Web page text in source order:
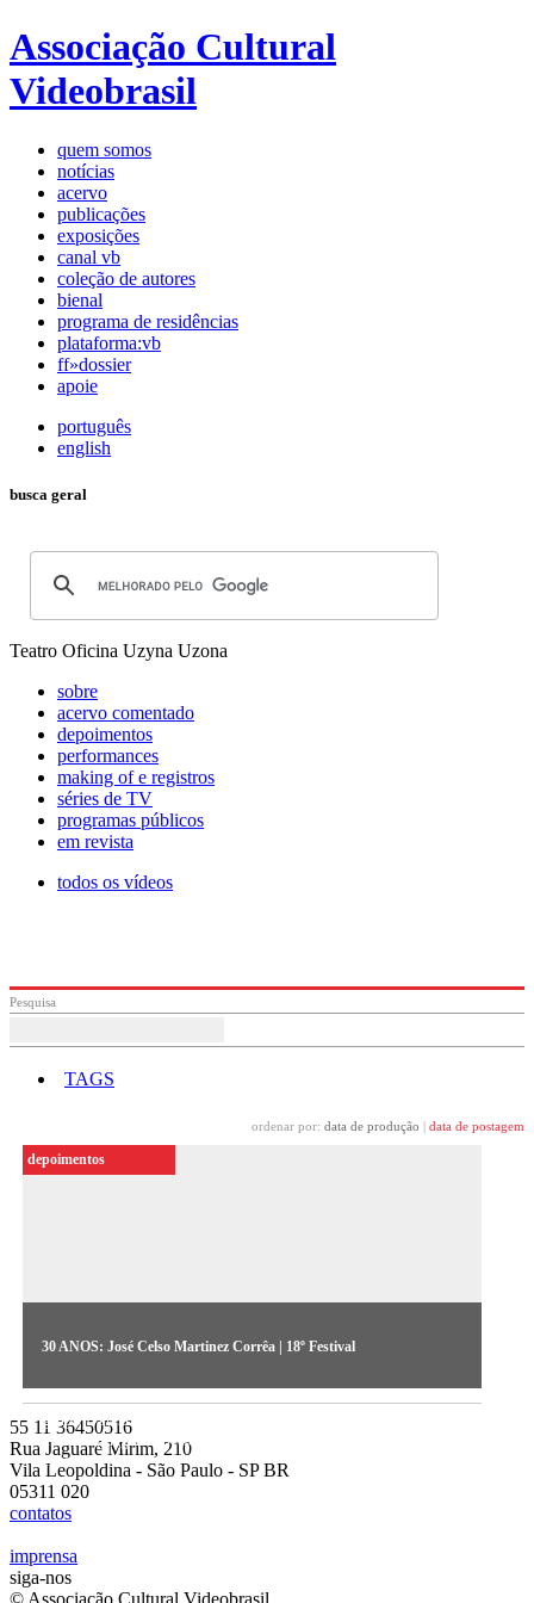
Associação Cultural
Videobrasil
quem somos
notícias
acervo
publicações
exposições
canal vb
coleção de autores
bienal
programa de residências
plataforma:vb
ff»dossier
apoie
português
english
busca geral
Teatro Oficina Uzyna Uzona
sobre
acervo comentado
depoimentos
performances
making of e registros
séries de TV
programas públicos
em revista
todos os vídeos
Pesquisa
TAGS
ordenar por: data de produção data de postagem
30 ANOS: José Celso Martinez Corrêa | 18º Festival
​O diretor de teatro José Celso Martinez relembra a atuação do
grupo Uzyna Uzona nos anos 1980, quando se apropriaram da
nova linguagem do vídeo para se expressar diante dos anos de
censura
depoimentos
55 11 36450516
Rua Jaguaré Mirim, 210
Vila Leopoldina - São Paulo - SP BR
05311 020
contatos
imprensa
siga-nos